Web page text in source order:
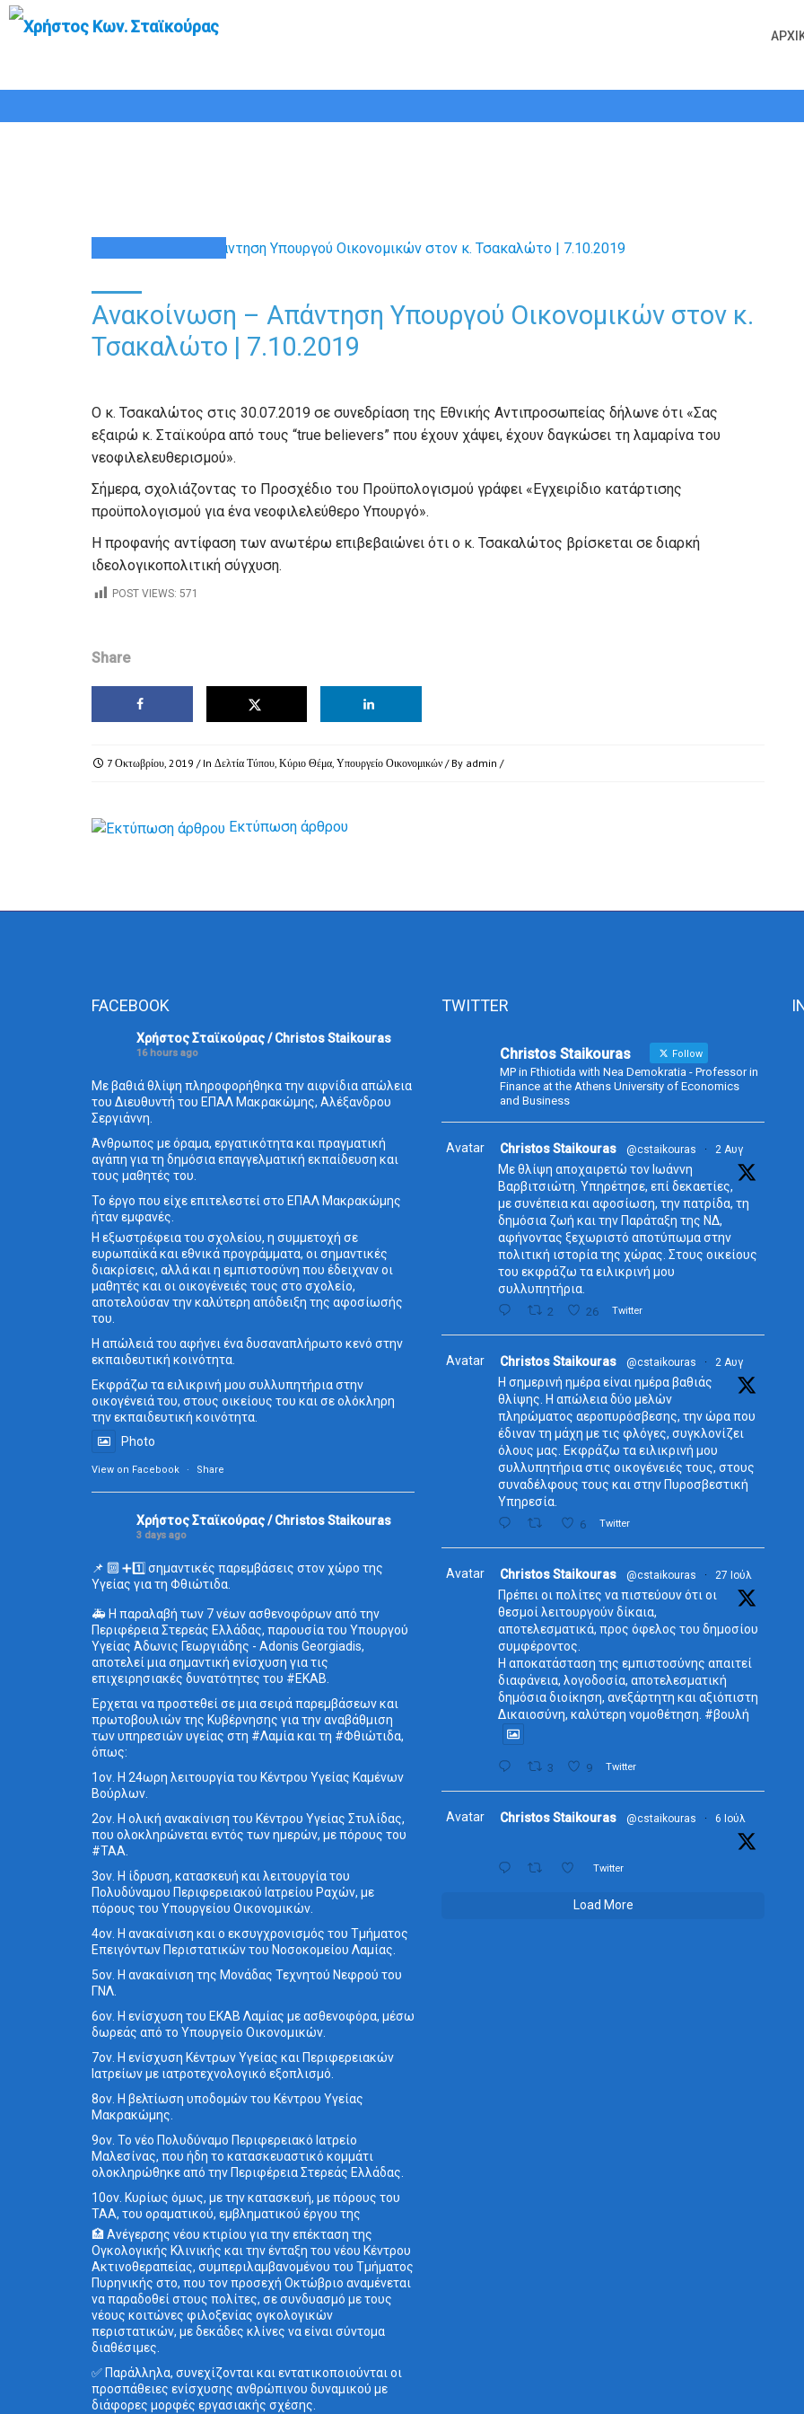
Ανακοίνωση – Απάντηση Υπουργού Οικονομικών στον κ.
Τσακαλώτο | 7.10.2019
Ο κ. Τσακαλώτος στις 30.07.2019 σε συνεδρίαση της Εθνικής Αντιπροσωπείας δήλωνε ότι «Σας
εξαιρώ κ. Σταϊκούρα από τους “true believers” που έχουν χάψει, έχουν δαγκώσει τη λαμαρίνα του
νεοφιλελευθερισμού».
Σήμερα, σχολιάζοντας το Προσχέδιο του Προϋπολογισμού γράφει « Εγχειρίδιο κατάρτισης
προϋπολογισμού για ένα νεοφιλελεύθερο Υπουργό».
Η προφανής αντίφαση των ανωτέρω επιβεβαιώνει ότι ο κ. Τσακαλώτος βρίσκεται σε διαρκή
ιδεολογικοπολιτική σύγχυση.
POST VIEWS: 571
Share
7 Οκτωβρίου, 2019 / In Δελτία Τύπου, Κύριο Θέμα, Υπουργείο Οικονομικών / By admin /
Εκτύπωση άρθρου
FACEBOOK
Χρήστος Σταϊκούρας / Christos Staikouras
16 hours ago
Με βαθιά θλίψη πληροφορήθηκα την αιφνίδια απώλεια
του Διευθυντή του ΕΠΑΛ Μακρακώμης, Αλέξανδρου
Σεργιάννη.
Άνθρωπος με όραμα, εργατικότητα και πραγματική
αγάπη για τη δημόσια επαγγελματική εκπαίδευση και
τους μαθητές του.
Το έργο που είχε επιτελεστεί στο ΕΠΑΛ Μακρακώμης
ήταν εμφανές.
Η εξωστρέφεια του σχολείου, η συμμετοχή σε
ευρωπαϊκά και εθνικά προγράμματα, οι σημαντικές
διακρίσεις, αλλά και η εμπιστοσύνη που έδειχναν οι
μαθητές και οι οικογένειές τους στο σχολείο,
αποτελούσαν την καλύτερη απόδειξη της αφοσίωσής
του.
Η απώλειά του αφήνει ένα δυσαναπλήρωτο κενό στην
εκπαιδευτική κοινότητα.
Εκφράζω τα ειλικρινή μου συλλυπητήρια στην
οικογένειά του, στους οικείους του και σε ολόκληρη
την εκπαιδευτική κοινότητα.
Photo
View on Facebook · Share
Χρήστος Σταϊκούρας / Christos Staikouras
3 days ago
📌 🔟 ➕1️⃣ σημαντικές παρεμβάσεις στον χώρο της
Υγείας για τη Φθιώτιδα.
🚑 Η παραλαβή των 7 νέων ασθενοφόρων από την
Περιφέρεια Στερεάς Ελλάδας, παρουσία του Υπουργού
Υγείας Άδωνις Γεωργιάδης - Adonis Georgiadis,
αποτελεί μια σημαντική ενίσχυση για τις
επιχειρησιακές δυνατότητες του #ΕΚΑΒ.
Έρχεται να προστεθεί σε μια σειρά παρεμβάσεων και
πρωτοβουλιών της Κυβέρνησης για την αναβάθμιση
των υπηρεσιών υγείας στη #Λαμία και τη #Φθιώτιδα,
όπως:
1ον. Η 24ωρη λειτουργία του Κέντρου Υγείας Καμένων
Βούρλων.
2ον. Η ολική ανακαίνιση του Κέντρου Υγείας Στυλίδας,
που ολοκληρώνεται εντός των ημερών, με πόρους του
#ΤΑΑ.
3ον. Η ίδρυση, κατασκευή και λειτουργία του
Πολυδύναμου Περιφερειακού Ιατρείου Ραχών, με
πόρους του Υπουργείου Οικονομικών.
4ον. Η ανακαίνιση και ο εκσυγχρονισμός του Τμήματος
Επειγόντων Περιστατικών του Νοσοκομείου Λαμίας.
5ον. Η ανακαίνιση της Μονάδας Τεχνητού Νεφρού του
ΓΝΛ.
6ον. Η ενίσχυση του ΕΚΑΒ Λαμίας με ασθενοφόρα, μέσω
δωρεάς από το Υπουργείο Οικονομικών.
7ον. Η ενίσχυση Κέντρων Υγείας και Περιφερειακών
Ιατρείων με ιατροτεχνολογικό εξοπλισμό.
8ον. Η βελτίωση υποδομών του Κέντρου Υγείας
Μακρακώμης.
9ον. Το νέο Πολυδύναμο Περιφερειακό Ιατρείο
Μαλεσίνας, που ήδη το κατασκευαστικό κομμάτι
ολοκληρώθηκε από την Περιφέρεια Στερεάς Ελλάδας.
10ον. Κυρίως όμως, με την κατασκευή, με πόρους του
ΤΑΑ, του οραματικού, εμβληματικού έργου της
🏥 Ανέγερσης νέου κτιρίου για την επέκταση της
Ογκολογικής Κλινικής και την ένταξη του νέου Κέντρου
Ακτινοθεραπείας, συμπεριλαμβανομένου του Τμήματος
Πυρηνικής στο, που τον προσεχή Οκτώβριο αναμένεται
να παραδοθεί στους πολίτες, σε συνδυασμό με τους
νέους κοιτώνες φιλοξενίας ογκολογικών
περιστατικών, με δεκάδες κλίνες να είναι σύντομα
διαθέσιμες.
✅ Παράλληλα, συνεχίζονται και εντατικοποιούνται οι
προσπάθειες ενίσχυσης ανθρώπινου δυναμικού με
διάφορες μορφές εργασιακής σχέσης.
TWITTER
Christos Staikouras Follow
MP in Fthiotida with Nea Demokratia - Professor in
Finance at the Athens University of Economics
and Business
Avatar Christos Staikouras @cstaikouras · 2 Αυγ
Με θλίψη αποχαιρετώ τον Ιωάννη
Βαρβιτσιώτη. Υπηρέτησε, επί δεκαετίες,
με συνέπεια και αφοσίωση, την πατρίδα, τη
δημόσια ζωή και την Παράταξη της ΝΔ,
αφήνοντας ξεχωριστό αποτύπωμα στην
πολιτική ιστορία της χώρας. Στους οικείους
του εκφράζω τα ειλικρινή μου
συλλυπητήρια.
2 26 Twitter
Avatar Christos Staikouras @cstaikouras · 2 Αυγ
Η σημερινή ημέρα είναι ημέρα βαθιάς
θλίψης. Η απώλεια δύο μελών
πληρώματος αεροπυρόσβεσης, την ώρα που
έδιναν τη μάχη με τις φλόγες, συγκλονίζει
όλους μας. Εκφράζω τα ειλικρινή μου
συλλυπητήρια στις οικογένειές τους, στους
συναδέλφους τους και στην Πυροσβεστική
Υπηρεσία.
6 Twitter
Avatar Christos Staikouras @cstaikouras · 27 Ιούλ
Πρέπει οι πολίτες να πιστεύουν ότι οι
θεσμοί λειτουργούν δίκαια,
αποτελεσματικά, προς όφελος του δημοσίου
συμφέροντος.
Η αποκατάσταση της εμπιστοσύνης απαιτεί
διαφάνεια, λογοδοσία, αποτελεσματική
δημόσια διοίκηση, ανεξάρτητη και αξιόπιστη
Δικαιοσύνη, καλύτερη νομοθέτηση. #βουλή
3 9 Twitter
Avatar Christos Staikouras @cstaikouras · 6 Ιούλ
Twitter
Load More